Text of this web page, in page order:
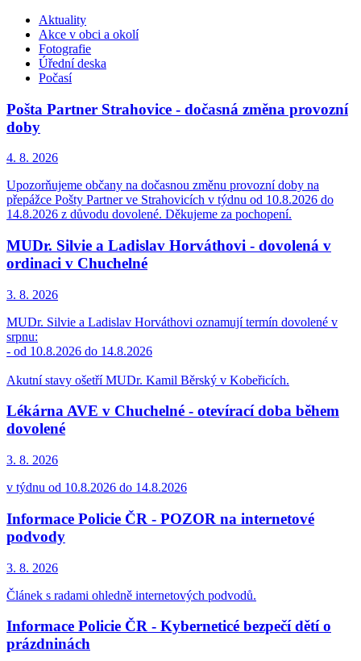
Aktuality
Akce v obci a okolí
Fotografie
Úřední deska
Počasí
Pošta Partner Strahovice - dočasná změna provozní
doby
4. 8. 2026
Upozorňujeme občany na dočasnou změnu provozní doby na
přepážce Pošty Partner ve Strahovicích v týdnu od 10.8.2026 do
14.8.2026 z důvodu dovolené. Děkujeme za pochopení.
MUDr. Silvie a Ladislav Horváthovi - dovolená v
ordinaci v Chuchelné
3. 8. 2026
MUDr. Silvie a Ladislav Horváthovi oznamují termín dovolené v
srpnu:
- od 10.8.2026 do 14.8.2026
Akutní stavy ošetří MUDr. Kamil Běrský v Kobeřicích.
Lékárna AVE v Chuchelné - otevírací doba během
dovolené
3. 8. 2026
v týdnu od 10.8.2026 do 14.8.2026
Informace Policie ČR - POZOR na internetové
podvody
3. 8. 2026
Článek s radami ohledně internetových podvodů.
Informace Policie ČR - Kyberneticé bezpečí dětí o
prázdninách